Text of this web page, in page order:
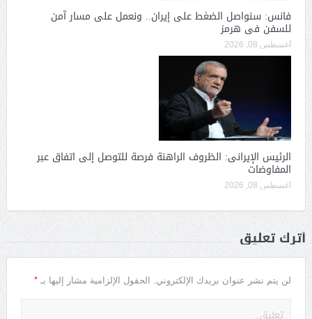
فانس: سنواصل الضغط على إيران.. ونعمل على مسار آمن
للسفن فى هرمز
أغسطس 08, 2026
الرئيس الإيرانى: الظروف الراهنة فرصة للتوصل إلى اتفاق عبر
المفاوضات
أغسطس 08, 2026
أترك تعليق
لن يتم نشر عنوان بريدك الإلكتروني. الحقول الإلزامية مشار إليها بـ *